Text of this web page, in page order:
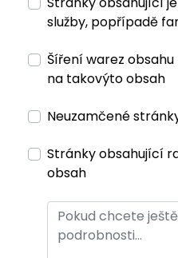
služby, popřípadě
Šíření warez
na takovýto obsah
Neuzamčené
Stránky obsahující
obsah